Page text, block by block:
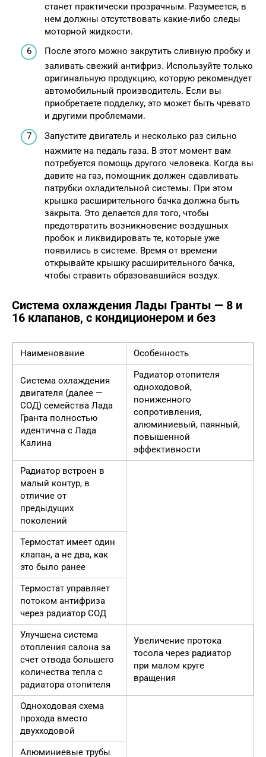
станет практически прозрачным. Разумеется, в
нем должны отсутствовать какие-либо следы
моторной жидкости.
После этого можно закрутить сливную пробку и
заливать свежий антифриз. Используйте только
оригинальную продукцию, которую рекомендует
автомобильный производитель. Если вы
приобретаете подделку, это может быть чревато
и другими проблемами.
Запустите двигатель и несколько раз сильно
нажмите на педаль газа. В этот момент вам
потребуется помощь другого человека. Когда вы
давите на газ, помощник должен сдавливать
патрубки охладительной системы. При этом
крышка расширительного бачка должна быть
закрыта. Это делается для того, чтобы
предотвратить возникновение воздушных
пробок и ликвидировать те, которые уже
появились в системе. Время от времени
открывайте крышку расширительного бачка,
чтобы стравить образовавшийся воздух.
Система охлаждения Лады Гранты — 8 и
16 клапанов, с кондиционером и без
Наименование Особенность
Система охлаждения
двигателя (далее —
СОД) семейства Лада
Гранта полностью
идентична с Лада
Калина
Радиатор отопителя
одноходовой,
пониженного
сопротивления,
алюминиевый, паянный,
повышенной
эффективности
Радиатор встроен в
малый контур, в
отличие от
предыдущих
поколений
Термостат имеет один
клапан, а не два, как
это было ранее
Термостат управляет
потоком антифриза
через радиатор СОД
Улучшена система
отопления салона за
счет отвода большего
количества тепла с
радиатора отопителя
Увеличение протока
тосола через радиатор
при малом круге
вращения
Одноходовая схема
прохода вместо
двухходовой
Алюминиевые трубы